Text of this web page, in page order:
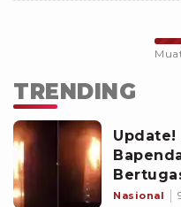
TRENDING
Update!
Nasional